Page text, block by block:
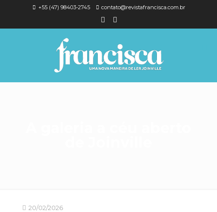
+55 (47) 98403-2745 contato@revistafrancisca.com.br
20/02/2026